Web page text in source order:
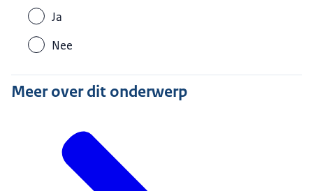
Ja
Nee
Meer over dit onderwerp